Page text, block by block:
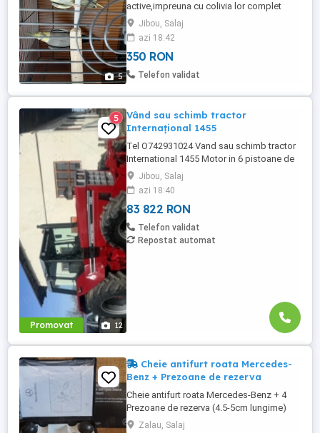
5
active,impreuna cu colivia lor complet
echipata,exact asa cum se vede in
poze.Pchetul include 2 papagali nimfa
frumosi.Colivie spatioasa cu gratar
metalic la baza si tavita detasabila pentru
o curatare usoara.Accesorii hranitori
Jibou, Salaj
azi 18:42
350 RON
Telefon validat
Promovat 12
5
Vând sau schimb tractor
Internațional 1455
Tel O742931024 Vand sau schimb tractor
International 1455 Motor in 6 pistoane de
145 cai cu turbo Cilindru ajutător la ridicare
Tiranti față Cauciucuri in stare foarte buna
Tractorul se afla intr-o stare foarte buna,
fara defectiuni, toate reviziile au fost
facute si schimburi de consumabile, nu
necesita ...
Jibou, Salaj
azi 18:40
83 822 RON
Telefon validat
Repostat automat
Cheie antifurt roata Mercedes-
Benz + Prezoane de rezerva
Cheie antifurt roata Mercedes-Benz + 4
Prezoane de rezerva (4.5-5cm lungime)
17mm Cadou cd cu software Mercedes
Zalau, Salaj